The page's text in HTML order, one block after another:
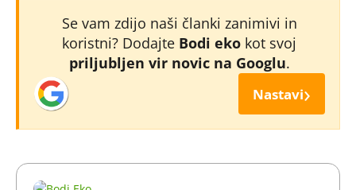
Se vam zdijo naši članki zanimivi in
koristni? Dodajte Bodi eko kot svoj
priljubljen vir novic na Googlu.
Nastavi›